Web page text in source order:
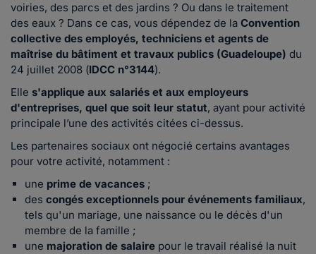
voiries, des parcs et des jardins ? Ou dans le traitement
des eaux ? Dans ce cas, vous dépendez de la Convention
collective des employés, techniciens et agents de
maîtrise du bâtiment et travaux publics (Guadeloupe) du
24 juillet 2008 (IDCC n°3144).
Elle s'applique aux salariés et aux employeurs
d'entreprises, quel que soit leur statut, ayant pour activité
principale l’une des activités citées ci-dessus.
Les partenaires sociaux ont négocié certains avantages
pour votre activité, notamment :
une prime de vacances ;
des congés exceptionnels pour événements familiaux,
tels qu'un mariage, une naissance ou le décès d'un
membre de la famille ;
une majoration de salaire pour le travail réalisé la nuit